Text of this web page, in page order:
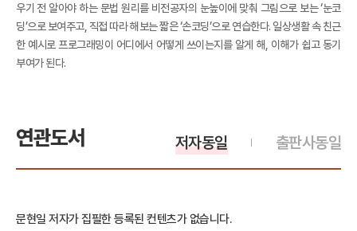
우기 전 알아야 하는 문법 원리를 비전공자의 눈높이에 맞춰 그림으로 보는 ‘눈코
딩’으로 보여주고, 직접 따라 해보는 짧은 ‘손코딩’으로 연습한다. 일상생활 속 친근
한 예시로 프로그래밍이 어디에서 어떻게 쓰이는지를 알게 해, 이해가 쉽고 동기
부여가 된다.
연관도서 출판사동일
저자동일
문현일 저자가 집필한 등록된 컨텐츠가 없습니다.